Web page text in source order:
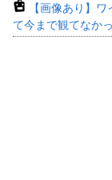
【画像あり】
て今まで観てなか